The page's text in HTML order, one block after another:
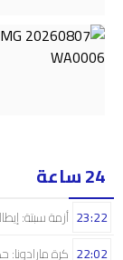
24 ساعة
أزمة سبتة: 23:22
كرة 22:02